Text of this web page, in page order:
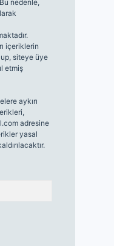
nedenle,
içeriklerin
siteye üye
etmiş
aykırı
adresine
yasal